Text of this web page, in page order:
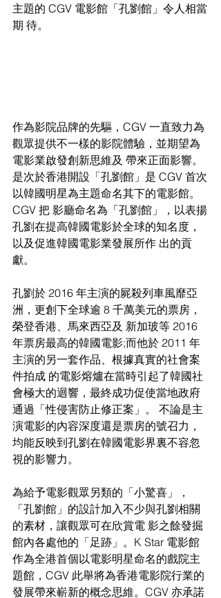
主題的 CGV 電影館「孔劉館」令人相當
期 待。
作為影院品牌的先驅，CGV 一直致力為
觀眾提供不一樣的影院體驗，並期望為
電影業啟發創新思維及 帶來正面影響。
是次於香港開設「孔劉館」是 CGV 首次
以韓國明星為主題命名其下的電影館。
CGV 把 影廳命名為「孔劉館」，以表揚
孔劉在提高韓國電影於全球的知名度，
以及促進韓國電影業發展所作 出的貢
獻。
孔劉於 2016 年主演的屍殺列車風靡亞
洲，更創下全球逾 8 千萬美元的票房，
榮登香港、馬來西亞及 新加玻等 2016
年票房最高的韓國電影;而他於 2011 年
主演的另一套作品、根據真實的社會案
件拍成 的電影熔爐在當時引起了韓國社
會極大的迴響，最終成功促使當地政府
通過「性侵害防止修正案」。 不論是主
演電影的內容深度還是票房的號召力，
均能反映到孔劉在韓國電影界裏不容忽
視的影響力。
為給予電影觀眾另類的「小驚喜」，
「孔劉館」的設計加入不少與孔劉相關
的素材，讓觀眾可在欣賞電 影之餘發掘
館內各處他的「足跡」。K Star 電影館
作為全港首個以電影明星命名的戲院主
題館，CGV 此舉將為香港電影院行業的
發展帶來嶄新的概念思維。CGV 亦承諾